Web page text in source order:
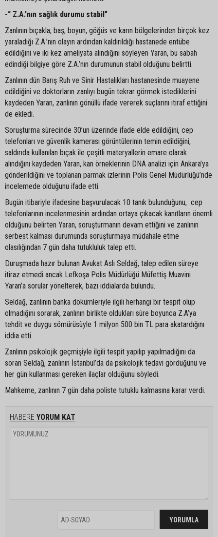
-“ Z.A.’nın sağlık durumu stabil”
Zanlının bıçakla; baş, boyun, göğüs ve karın bölgelerinden birçok kez
yaraladığı Z.A.’nın olayın ardından kaldırıldığı hastanede entübe
edildiğini ve iki kez ameliyata alındığını söyleyen Yaran, bu sabah
edindiği bilgiye göre Z.A.’nın durumunun stabil olduğunu belirtti.
Zanlının dün Barış Ruh ve Sinir Hastalıkları hastanesinde muayene
edildiğini ve doktorların zanlıyı bugün tekrar görmek istediklerini
kaydeden Yaran, zanlının gönüllü ifade vererek suçlarını itiraf ettiğini
de ekledi.
Soruşturma sürecinde 30’un üzerinde ifade elde edildiğini, cep
telefonları ve güvenlik kamerası görüntülerinin temin edildiğini,
saldırıda kullanılan bıçak ile çeşitli materyallerin emare olarak
alındığını kaydeden Yaran, kan örneklerinin DNA analizi için Ankara’ya
gönderildiğini ve toplanan parmak izlerinin Polis Genel Müdürlüğü’nde
incelemede olduğunu ifade etti.
Bugün itibariyle ifadesine başvurulacak 10 tanık bulunduğunu, cep
telefonlarının incelenmesinin ardından ortaya çıkacak kanıtların önemli
olduğunu belirten Yaran, soruşturmanın devam ettiğini ve zanlının
serbest kalması durumunda soruşturmaya müdahale etme
olasılığından 7 gün daha tutukluluk talep etti.
Duruşmada hazır bulunan Avukat Aslı Seldağ, talep edilen süreye
itiraz etmedi ancak Lefkoşa Polis Müdürlüğü Müfettiş Muavini
Yaran’a sorular yönelterek, bazı iddialarda bulundu.
Seldağ, zanlının banka dökümleriyle ilgili herhangi bir tespit olup
olmadığını sorarak, zanlının birlikte oldukları süre boyunca Z.A’ya
tehdit ve duygu sömürüsüyle 1 milyon 500 bin TL para akatardığını
iddia etti.
Zanlının psikolojik geçmişiyle ilgili tespit yapılıp yapılmadığını da
soran Seldağ, zanlının İstanbul’da da psikolojik tedavi gördüğünü ve
her gün kullanması gereken ilaçlar olduğunu söyledi.
Mahkeme, zanlının 7 gün daha poliste tutuklu kalmasına karar verdi.
HABERE YORUM KAT